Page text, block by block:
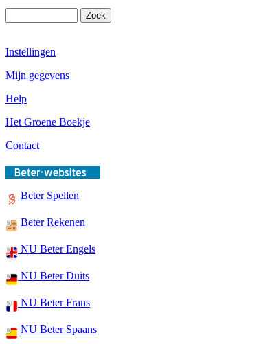
Instellingen
Mijn gegevens
Help
Het Groene Boekje
Contact
Beter Spellen
Beter Rekenen
NU Beter Engels
NU Beter Duits
NU Beter Frans
NU Beter Spaans